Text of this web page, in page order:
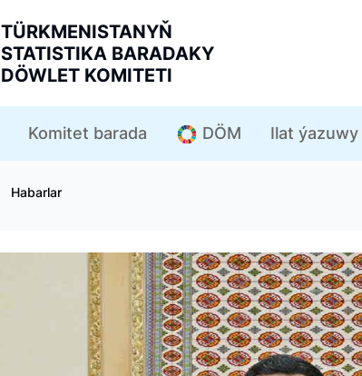
TÜRKMENISTANYŇ
STATISTIKA BARADAKY
DÖWLET KOMITETI
Komitet barada DÖM Ilat ýazuwy
Habarlar